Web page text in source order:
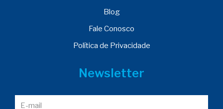
Blog
Fale Conosco
Política de Privacidade
Newsletter